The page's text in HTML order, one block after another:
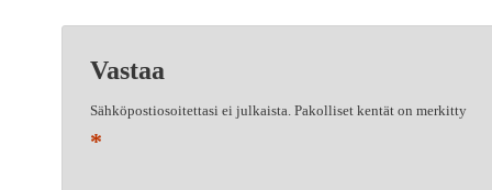
Vastaa
Sähköpostiosoitettasi ei julkaista. Pakolliset kentät on merkitty
*